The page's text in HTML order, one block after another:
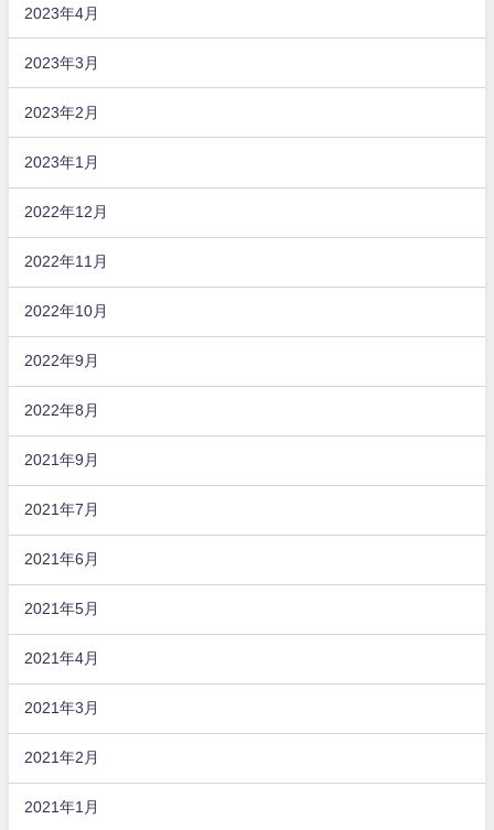
2023年4月
2023年3月
2023年2月
2023年1月
2022年12月
2022年11月
2022年10月
2022年9月
2022年8月
2021年9月
2021年7月
2021年6月
2021年5月
2021年4月
2021年3月
2021年2月
2021年1月